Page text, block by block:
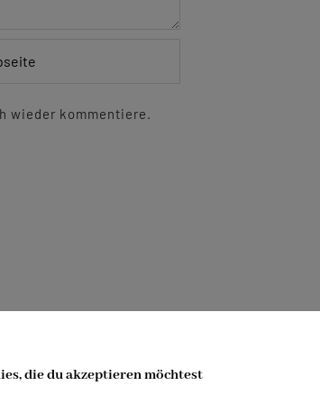
wieder kommentiere.
die du akzeptieren möchtest